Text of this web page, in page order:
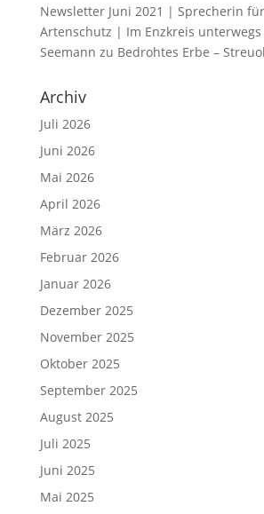
Newsletter Juni 2021 | Sprecherin
Artenschutz | Im Enzkreis unterwegs
Seemann zu Bedrohtes Erbe –
Archiv
Juli 2026
Juni 2026
Mai 2026
April 2026
März 2026
Februar 2026
Januar 2026
Dezember 2025
November 2025
Oktober 2025
September 2025
August 2025
Juli 2025
Juni 2025
Mai 2025